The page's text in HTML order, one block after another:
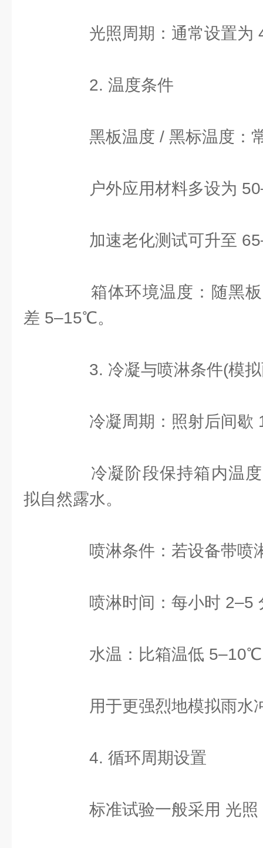
光照周期：通常设置为
2. 温度条件
黑板温度 / 黑标温度：
户外应用材料多设为
加速老化测试可升至
箱体环境温度：随黑板
差 5–15℃。
3. 冷凝与喷淋条件(模拟
冷凝周期：照射后间歇
冷凝阶段保持箱内温度
拟自然露水。
喷淋条件：若设备带喷
喷淋时间：每小时 2–5
水温：比箱温低 5–10℃
用于更强烈地模拟雨水
4. 循环周期设置
标准试验一般采用 光照